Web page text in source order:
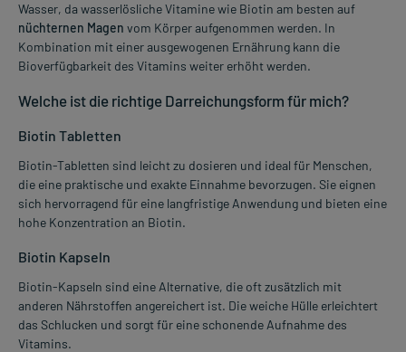
Wasser, da wasserlösliche Vitamine wie Biotin am besten auf
nüchternen Magen vom Körper aufgenommen werden. In
Kombination mit einer ausgewogenen Ernährung kann die
Bioverfügbarkeit des Vitamins weiter erhöht werden.
Welche ist die richtige Darreichungsform für mich?
Biotin Tabletten
Biotin-Tabletten sind leicht zu dosieren und ideal für Menschen,
die eine praktische und exakte Einnahme bevorzugen. Sie eignen
sich hervorragend für eine langfristige Anwendung und bieten eine
hohe Konzentration an Biotin.
Biotin Kapseln
Biotin-Kapseln sind eine Alternative, die oft zusätzlich mit
anderen Nährstoffen angereichert ist. Die weiche Hülle erleichtert
das Schlucken und sorgt für eine schonende Aufnahme des
Vitamins.